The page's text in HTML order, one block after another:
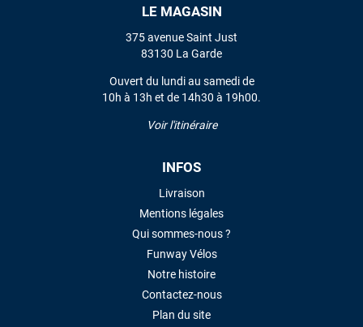
LE MAGASIN
375 avenue Saint Just
83130 La Garde
Ouvert du lundi au samedi de
10h à 13h et de 14h30 à 19h00.
Voir l'itinéraire
INFOS
Livraison
Mentions légales
Qui sommes-nous ?
Funway Vélos
Notre histoire
Contactez-nous
Plan du site